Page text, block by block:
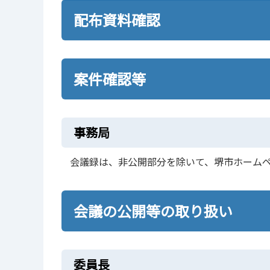
配布資料確認
案件確認等
事務局
会議録は、非公開部分を除いて、堺市ホーム
会議の公開等の取り扱い
委員長